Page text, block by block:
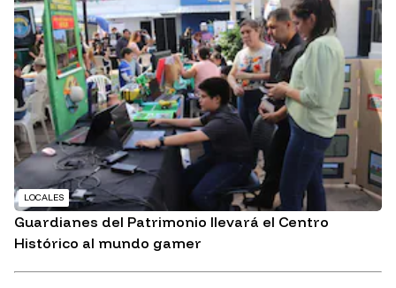
LOCALES
Guardianes del Patrimonio llevará el Centro
Histórico al mundo gamer